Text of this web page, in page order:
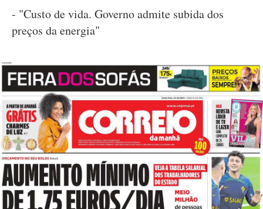
- "Custo de vida. Governo admite subida dos
preços da energia"